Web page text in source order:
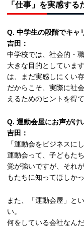
「仕事」を実感す
Q. 中学生の段階でキャ
吉田：
中学校では、社会的・
大きな目的としていま
は、まだ実感しにくい存
だからこそ、実際に社
えるためのヒントを得
Q. 運動会屋にお声がけ
吉田：
「運動会をビジネスに
運動会って、子どもた
覚が強いですが、それ
もたちに知ってほしかっ
また、「運動会屋」と
い。
何をしている会社なん